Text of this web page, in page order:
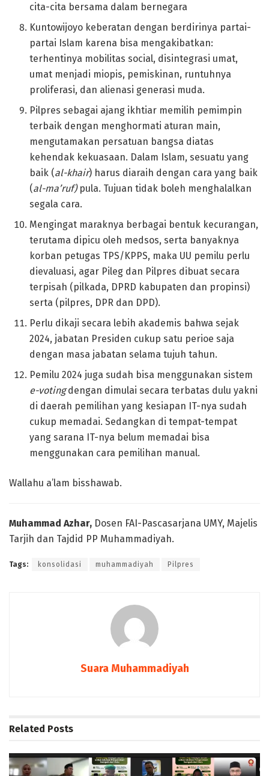
cita-cita bersama dalam bernegara
Kuntowijoyo keberatan dengan berdirinya partai-
partai Islam karena bisa mengakibatkan:
terhentinya mobilitas social, disintegrasi umat,
umat menjadi miopis, pemiskinan, runtuhnya
proliferasi, dan alienasi generasi muda.
Pilpres sebagai ajang ikhtiar memilih pemimpin
terbaik dengan menghormati aturan main,
mengutamakan persatuan bangsa diatas
kehendak kekuasaan. Dalam Islam, sesuatu yang
baik (al-khair) harus diaraih dengan cara yang baik
(al-ma’ruf)pula. Tujuan tidak boleh menghalalkan
segala cara.
Mengingat maraknya berbagai bentuk kecurangan,
terutama dipicu oleh medsos, serta banyaknya
korban petugas TPS/KPPS, maka UU pemilu perlu
dievaluasi, agar Pileg dan Pilpres dibuat secara
terpisah (pilkada, DPRD kabupaten dan propinsi)
serta (pilpres, DPR dan DPD).
Perlu dikaji secara lebih akademis bahwa sejak
2024, jabatan Presiden cukup satu perioe saja
dengan masa jabatan selama tujuh tahun.
Pemilu 2024 juga sudah bisa menggunakan sistem
e-votingdengan dimulai secara terbatas dulu yakni
di daerah pemilihan yang kesiapan IT-nya sudah
cukup memadai. Sedangkan di tempat-tempat
yang sarana IT-nya belum memadai bisa
menggunakan cara pemilihan manual.
Wallahu a’lam bisshawab.
Muhammad Azhar, Dosen FAI-Pascasarjana UMY, Majelis
Tarjih dan Tajdid PP Muhammadiyah.
Tags: konsolidasi muhammadiyah Pilpres
Suara Muhammadiyah
Related Posts